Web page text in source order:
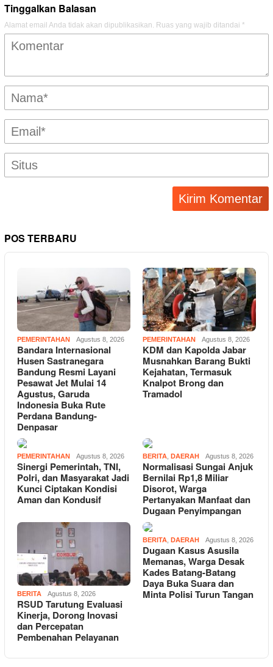
Tinggalkan Balasan
Alamat email Anda tidak akan dipublikasikan. Ruas yang wajib ditandai *
POS TERBARU
PEMERINTAHAN Agustus 8, 2026
Bandara Internasional
Husen Sastranegara
Bandung Resmi Layani
Pesawat Jet Mulai 14
Agustus, Garuda
Indonesia Buka Rute
Perdana Bandung-
Denpasar
PEMERINTAHAN Agustus 8, 2026
KDM dan Kapolda Jabar
Musnahkan Barang Bukti
Kejahatan, Termasuk
Knalpot Brong dan
Tramadol
PEMERINTAHAN Agustus 8, 2026
Sinergi Pemerintah, TNI,
Polri, dan Masyarakat Jadi
Kunci Ciptakan Kondisi
Aman dan Kondusif
BERITA DAERAH Agustus 8, 2026
Normalisasi Sungai Anjuk
Bernilai Rp1,8 Miliar
Disorot, Warga
Pertanyakan Manfaat dan
Dugaan Penyimpangan
BERITA Agustus 8, 2026
RSUD Tarutung Evaluasi
Kinerja, Dorong Inovasi
dan Percepatan
Pembenahan Pelayanan
BERITA DAERAH Agustus 8, 2026
Dugaan Kasus Asusila
Memanas, Warga Desak
Kades Batang-Batang
Daya Buka Suara dan
Minta Polisi Turun Tangan